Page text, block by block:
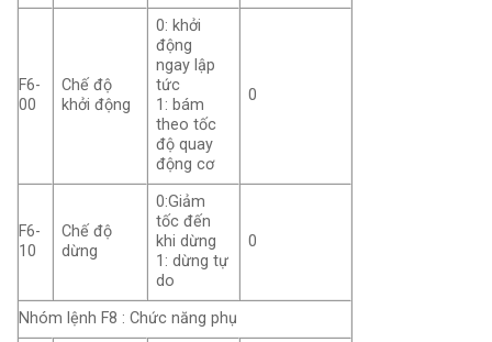
F6-
00
Chế độ
khởi động
0: khởi
động
ngay lập
tức
1: bám
theo tốc
độ quay
động cơ
0
F6-
10
Chế độ
dừng
0:Giảm
tốc đến
khi dừng
1: dừng tự
do
0
Nhóm lệnh F8 : Chức năng phụ